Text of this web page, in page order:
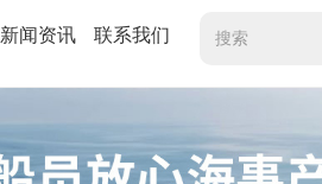
新闻资讯 联系我们